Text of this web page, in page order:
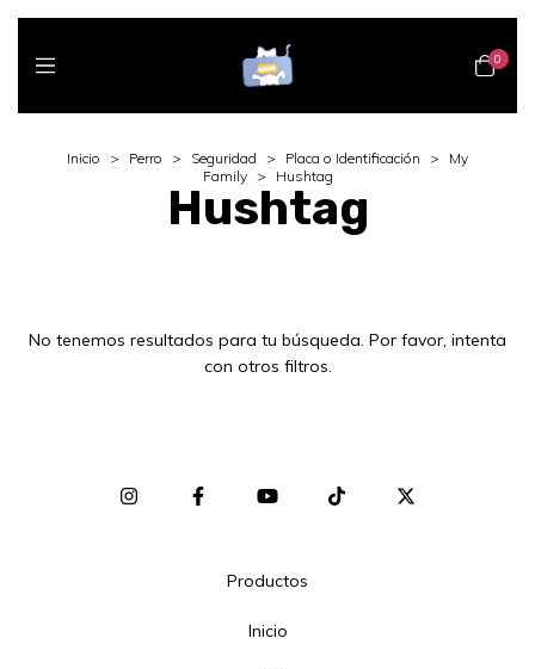
0
Inicio > Perro > Seguridad > Placa o Identificación >
My
Family
> Hushtag
Hushtag
No tenemos resultados para tu búsqueda. Por favor, intenta
con otros filtros.
Productos
Inicio